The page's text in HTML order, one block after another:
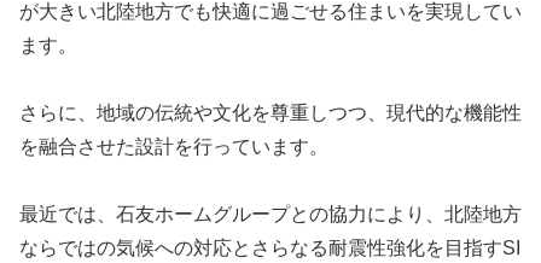
が大きい北陸地方でも快適に過ごせる住まいを実現してい
ます。
さらに、地域の伝統や文化を尊重しつつ、現代的な機能性
を融合させた設計を行っています。
最近では、 石友ホームグループとの協力により、北陸地方
ならではの気候への対応とさらなる耐震性強化を目指すSI